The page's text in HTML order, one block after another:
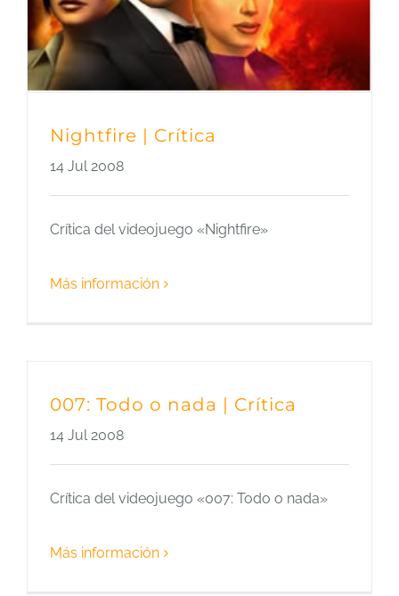
Nightfire | Crítica
14 Jul 2008
Crítica del videojuego «Nightfire»
Más información
007: Todo o nada | Crítica
14 Jul 2008
Crítica del videojuego «007: Todo o nada»
Más información